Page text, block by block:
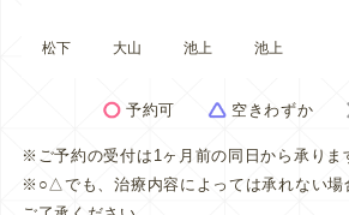
松下 大山 池上 池上
予約可 空きわずか
※ご予約の受付は1ヶ月前の同日から承りま
※○△でも、治療内容によっては承れない場